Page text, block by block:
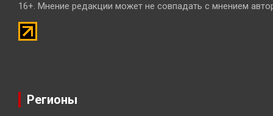
16+. Мнение редакции может не совпадать с мнением
Регионы